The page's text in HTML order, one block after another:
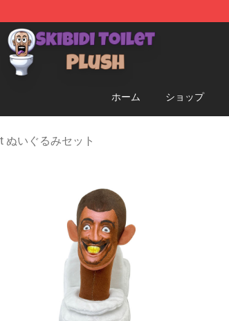
- Official Skibidi Toilet Plush Store
ホーム ショップ
ぬいぐるみセット